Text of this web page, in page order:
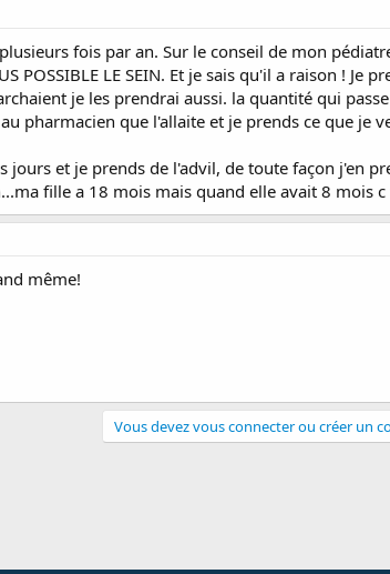
fois par an. Sur le conseil de mon
POSSIBLE LE SEIN. Et je sais qu'il a raison ! Je
je les prendrai aussi. la quantité qui
pharmacien que l'allaite et je prends ce que je
et je prends de l'advil, de toute façon j'en
fille a 18 mois mais quand elle avait 8 mois c
même!
Vous devez vous connecter ou créer un